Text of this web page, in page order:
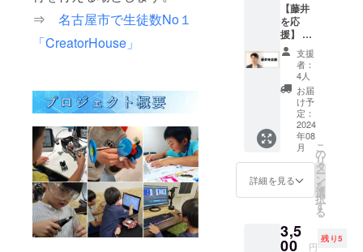
⇒ 名古屋市で生徒数No１
「CreatorHouse」
型（期間限
定イベント
など）
・経営疑似
体験リアル
お店屋さん
・プログラ
ミングサバ
イバル
・ユースク
リエイター
【藤井
を応
援】 ク
リエイ
ターハ
ウスの
代表で
もあ
り、子
ども達
の個性
に合わ
せた”新
しいカ
タチの
りを
行って
支援
者：
4人
お届
け予
定：
2024
年08
月
詳細を見る
こ
の
リ
タ
ー
ン
を
選
択
す
る
3,5
00 円
残り5